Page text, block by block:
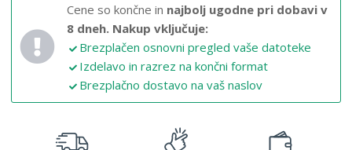
Cene so končne in najbolj ugodne pri dobavi v
8 dneh. Nakup vključuje:
Brezplačen osnovni pregled vaše datoteke
Izdelavo in razrez na končni format
Brezplačno dostavo na vaš naslov